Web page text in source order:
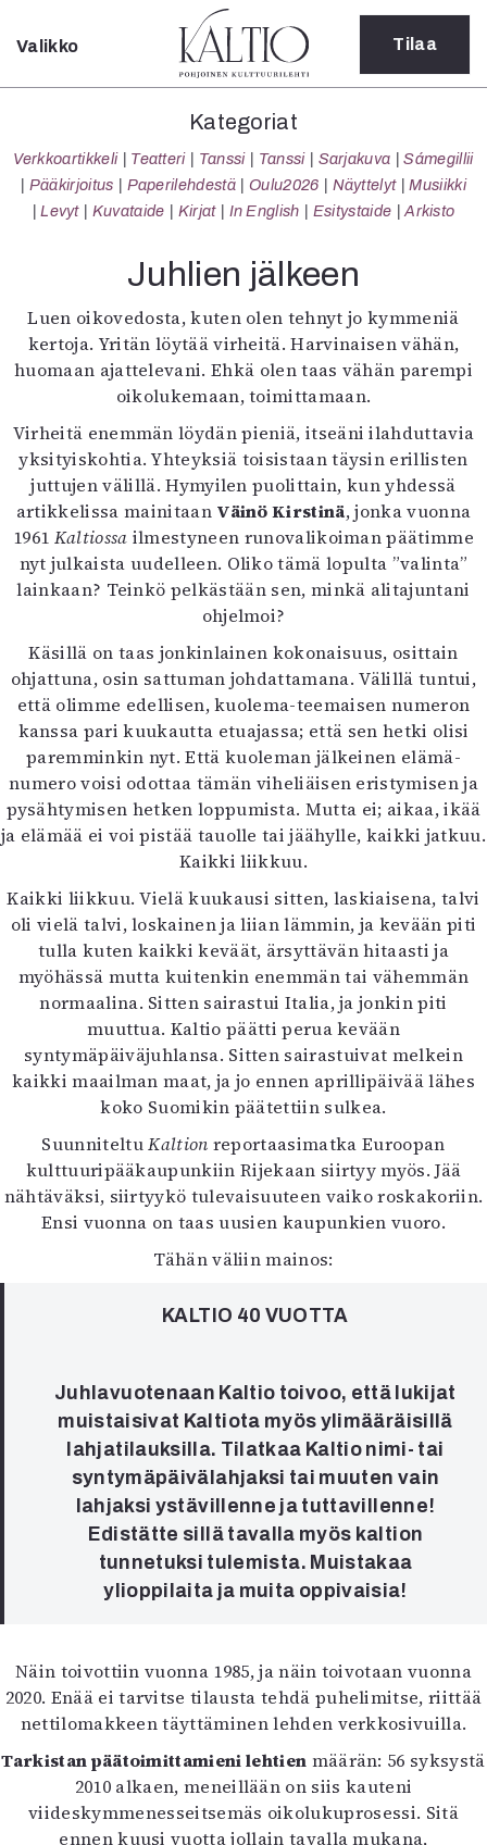
Sulje
Kategoriat
Verkkoartikkeli
Teatteri
Tanssi
Sarjakuva
Sámegillii
Pääkirjoitus
Paperilehdestä
Oulu2026
Näyttelyt
Levyt
Kuvataide
Kirjat
In English
Esitystaide
Arkisto
Lehdet
4/2026
2–3/2026
1/2026
6/2025
5/2025 saame
5/2025
Lehtiarkisto
Tilaus ja irtonumerot
Yhteistyössä
Toimitus
Mediatiedot
Kaltio ry
Valikko Tilaa
Kategoriat
Verkkoartikkeli Teatteri Tanssi Tanssi Sarjakuva
Sámegillii
Pääkirjoitus
Paperilehdestä Oulu2026 Näyttelyt
Musiikki
Levyt
Kuvataide Kirjat In English Esitystaide Arkisto
Juhlien jälkeen
Luen oikovedosta, kuten olen tehnyt jo kymmeniä
kertoja. Yritän löytää virheitä. Harvinaisen vähän,
huomaan ajattelevani. Ehkä olen taas vähän parempi
oikolukemaan, toimittamaan.
Virheitä enemmän löydän pieniä, itseäni ilahduttavia
yksityiskohtia. Yhteyksiä toisistaan täysin erillisten
juttujen välillä. Hymyilen puolittain, kun yhdessä
artikkelissa mainitaan Väinö Kirstinä, jonka vuonna
1961 Kaltiossa ilmestyneen runovalikoiman päätimme
nyt julkaista uudelleen. Oliko tämä lopulta ”valinta”
lainkaan? Teinkö pelkästään sen, minkä alitajuntani
ohjelmoi?
Käsillä on taas jonkinlainen kokonaisuus, osittain
ohjattuna, osin sattuman johdattamana. Välillä tuntui,
että olimme edellisen, kuolema-teemaisen numeron
kanssa pari kuukautta etuajassa; että sen hetki olisi
paremminkin nyt. Että kuoleman jälkeinen elämä-
numero voisi odottaa tämän viheliäisen eristymisen ja
pysähtymisen hetken loppumista. Mutta ei; aikaa, ikää
ja elämää ei voi pistää tauolle tai jäähylle, kaikki jatkuu.
Kaikki liikkuu.
Kaikki liikkuu. Vielä kuukausi sitten, laskiaisena, talvi
oli vielä talvi, loskainen ja liian lämmin, ja kevään piti
tulla kuten kaikki keväät, ärsyttävän hitaasti ja
myöhässä mutta kuitenkin enemmän tai vähemmän
normaalina. Sitten sairastui Italia, ja jonkin piti
muuttua. Kaltio päätti perua kevään
syntymäpäiväjuhlansa. Sitten sairastuivat melkein
kaikki maailman maat, ja jo ennen aprillipäivää lähes
koko Suomikin päätettiin sulkea.
SuunniteltuKaltion reportaasimatka Euroopan
kulttuuripääkaupunkiin Rijekaan siirtyy myös. Jää
nähtäväksi, siirtyykö tulevaisuuteen vaiko roskakoriin.
Ensi vuonna on taas uusien kaupunkien vuoro.
Tähän väliin mainos:
KALTIO 40 VUOTTA
Juhlavuotenaan Kaltio toivoo, että lukijat
muistaisivat Kaltiota myös ylimääräisillä
lahjatilauksilla. Tilatkaa Kaltio nimi- tai
syntymäpäivälahjaksi tai muuten vain
lahjaksi ystävillenne ja tuttavillenne!
Edistätte sillä tavalla myös kaltion
tunnetuksi tulemista. Muistakaa
ylioppilaita ja muita oppivaisia!
Näin toivottiin vuonna 1985, ja näin toivotaan vuonna
2020. Enää ei tarvitse tilausta tehdä puhelimitse, riittää
nettilomakkeen täyttäminen lehden verkkosivuilla.
Tarkistan päätoimittamieni lehtien määrän: 56 syksystä
2010 alkaen, meneillään on siis kauteni
viideskymmenesseitsemäs oikolukuprosessi. Sitä
ennen kuusi vuotta jollain tavalla mukana,